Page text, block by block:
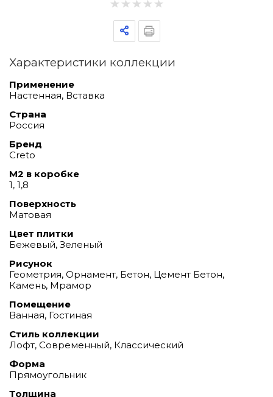
Характеристики коллекции
Применение
Настенная, Вставка
Страна
Россия
Бренд
Creto
М2 в коробке
1, 1,8
Поверхность
Матовая
Цвет плитки
Бежевый, Зеленый
Рисунок
Геометрия, Орнамент, Бетон, Цемент Бетон,
Камень, Мрамор
Помещение
Ванная, Гостиная
Стиль коллекции
Лофт, Современный, Классический
Форма
Прямоугольник
Толщина